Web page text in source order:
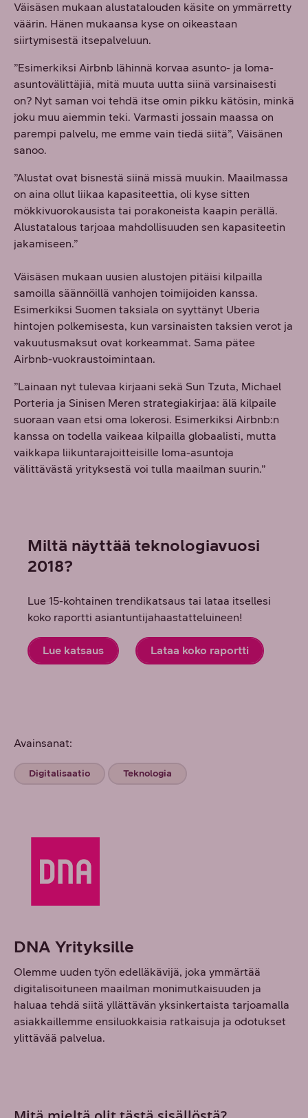
Väisäsen mukaan alustatalouden käsite on ymmärretty
väärin. Hänen mukaansa kyse on oikeastaan
siirtymisestä itsepalveluun.
”Esimerkiksi Airbnb lähinnä korvaa asunto- ja loma-
asuntovälittäjiä, mitä muuta uutta siinä varsinaisesti
on? Nyt saman voi tehdä itse omin pikku kätösin, minkä
joku muu aiemmin teki. Varmasti jossain maassa on
parempi palvelu, me emme vain tiedä siitä”, Väisänen
sanoo.
”Alustat ovat bisnestä siinä missä muukin. Maailmassa
on aina ollut liikaa kapasiteettia, oli kyse sitten
mökkivuorokausista tai porakoneista kaapin perällä.
Alustatalous tarjoaa mahdollisuuden sen kapasiteetin
jakamiseen.”
Väisäsen mukaan uusien alustojen pitäisi kilpailla
samoilla säännöillä vanhojen toimijoiden kanssa.
Esimerkiksi Suomen taksiala on syyttänyt Uberia
hintojen polkemisesta, kun varsinaisten taksien verot ja
vakuutusmaksut ovat korkeammat. Sama pätee
Airbnb-vuokraustoimintaan.
”Lainaan nyt tulevaa kirjaani sekä Sun Tzuta, Michael
Porteria ja Sinisen Meren strategiakirjaa: älä kilpaile
suoraan vaan etsi oma lokerosi. Esimerkiksi Airbnb:n
kanssa on todella vaikeaa kilpailla globaalisti, mutta
vaikkapa liikuntarajoitteisille loma-asuntoja
välittävästä yrityksestä voi tulla maailman suurin.”
Miltä näyttää teknologiavuosi
2018?
Lue 15-kohtainen trendikatsaus tai lataa itsellesi
koko raportti asiantuntijahaastatteluineen!
Lue katsaus Lataa koko raportti
Avainsanat:
Digitalisaatio Teknologia
DNA Yrityksille
Olemme uuden työn edelläkävijä, joka ymmärtää
digitalisoituneen maailman monimutkaisuuden ja
haluaa tehdä siitä yllättävän yksinkertaista tarjoamalla
asiakkaillemme ensiluokkaisia ratkaisuja ja odotukset
ylittävää palvelua.